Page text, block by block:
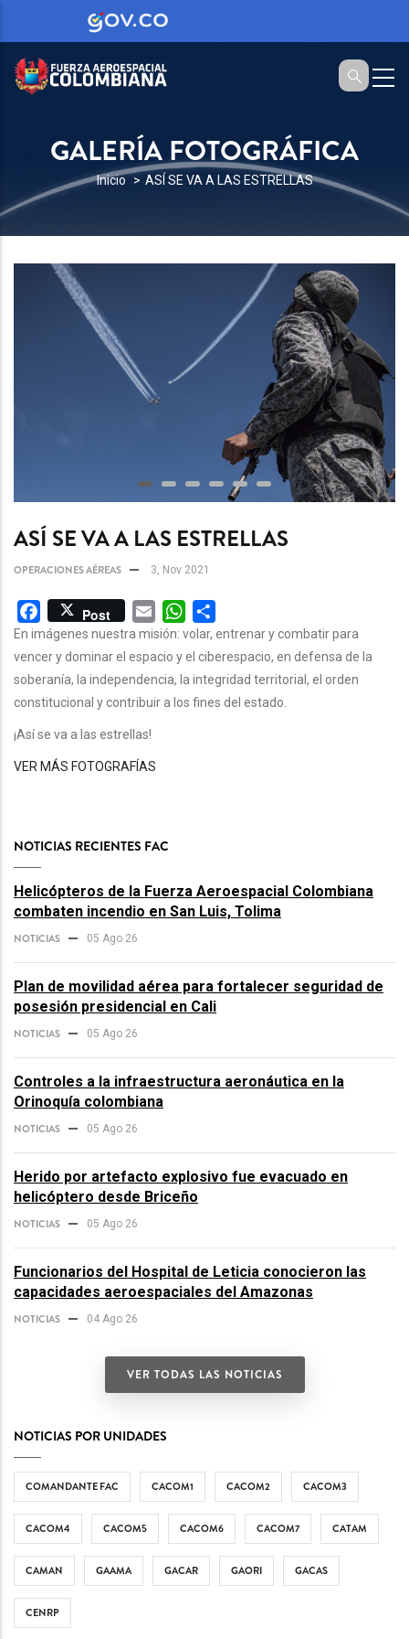
GALERÍA FOTOGRÁFICA
SOBRESCRIBIR
DE
AYUDA
A
LA
NAVEGACIÓN
Inicio ASÍ SE VA A LAS ESTRELLAS
ASÍ SE VA A LAS ESTRELLAS
OPERACIONES AÉREAS 3, Nov 2021
Facebook
Post Email WhatsApp
En imágenes nuestra misión: volar, entrenar y combatir para
vencer y dominar el espacio y el ciberespacio, en defensa de la
soberanía, la independencia, la integridad territorial, el orden
constitucional y contribuir a los fines del estado.
¡Así se va a las estrellas!
VER MÁS FOTOGRAFÍAS
NOTICIAS RECIENTES FAC
Helicópteros de la Fuerza Aeroespacial Colombiana
combaten incendio en San Luis, Tolima
NOTICIAS 05 Ago 26
Plan de movilidad aérea para fortalecer seguridad de
posesión presidencial en Cali
NOTICIAS 05 Ago 26
Controles a la infraestructura aeronáutica en la
Orinoquía colombiana
NOTICIAS 05 Ago 26
Herido por artefacto explosivo fue evacuado en
helicóptero desde Briceño
NOTICIAS 05 Ago 26
Funcionarios del Hospital de Leticia conocieron las
capacidades aeroespaciales del Amazonas
NOTICIAS 04 Ago 26
VER TODAS LAS NOTICIAS
NOTICIAS POR UNIDADES
COMANDANTE FAC CACOM1 CACOM2 CACOM3
CACOM4 CACOM5 CACOM6 CACOM7 CATAM
CAMAN GAAMA GACAR GAORI GACAS
CENRP